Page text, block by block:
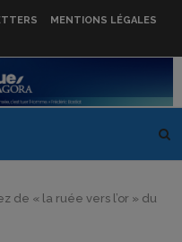
MENTIONS LÉGALES
de « la ruée vers l’or » du